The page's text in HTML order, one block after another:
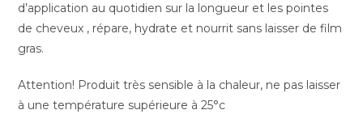
d’application au quotidien sur la longueur et les pointes
de cheveux , répare, hydrate et nourrit sans laisser de film
gras.
Attention! Produit très sensible à la chaleur, ne pas laisser
à une température supérieure à 25°c